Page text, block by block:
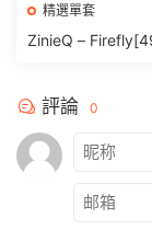
精選單套
ZinieQ –
評論 0